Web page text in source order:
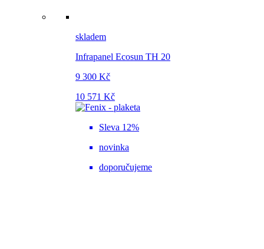
skladem
Infrapanel Ecosun TH 20
9 300 Kč
10 571 Kč
Sleva 12%
novinka
doporučujeme